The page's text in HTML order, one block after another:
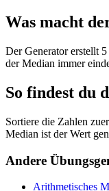
Was macht
Der Generator erstellt
der Median immer
So findest du
Sortiere die Zahlen
Median ist der Wert
Andere
Arithmetisches